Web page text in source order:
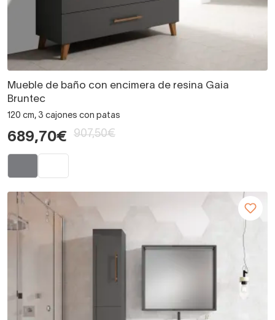
Mueble de baño con encimera de resina Gaia
Bruntec
120 cm, 3 cajones con patas
689,70€ 907,50€